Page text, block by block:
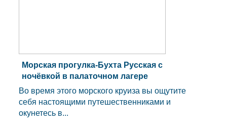
Морская прогулка-Бухта Русская с
ночёвкой в палаточном лагере
Во время этого морского круиза вы ощутите
себя настоящими путешественниками и
окунетесь в...